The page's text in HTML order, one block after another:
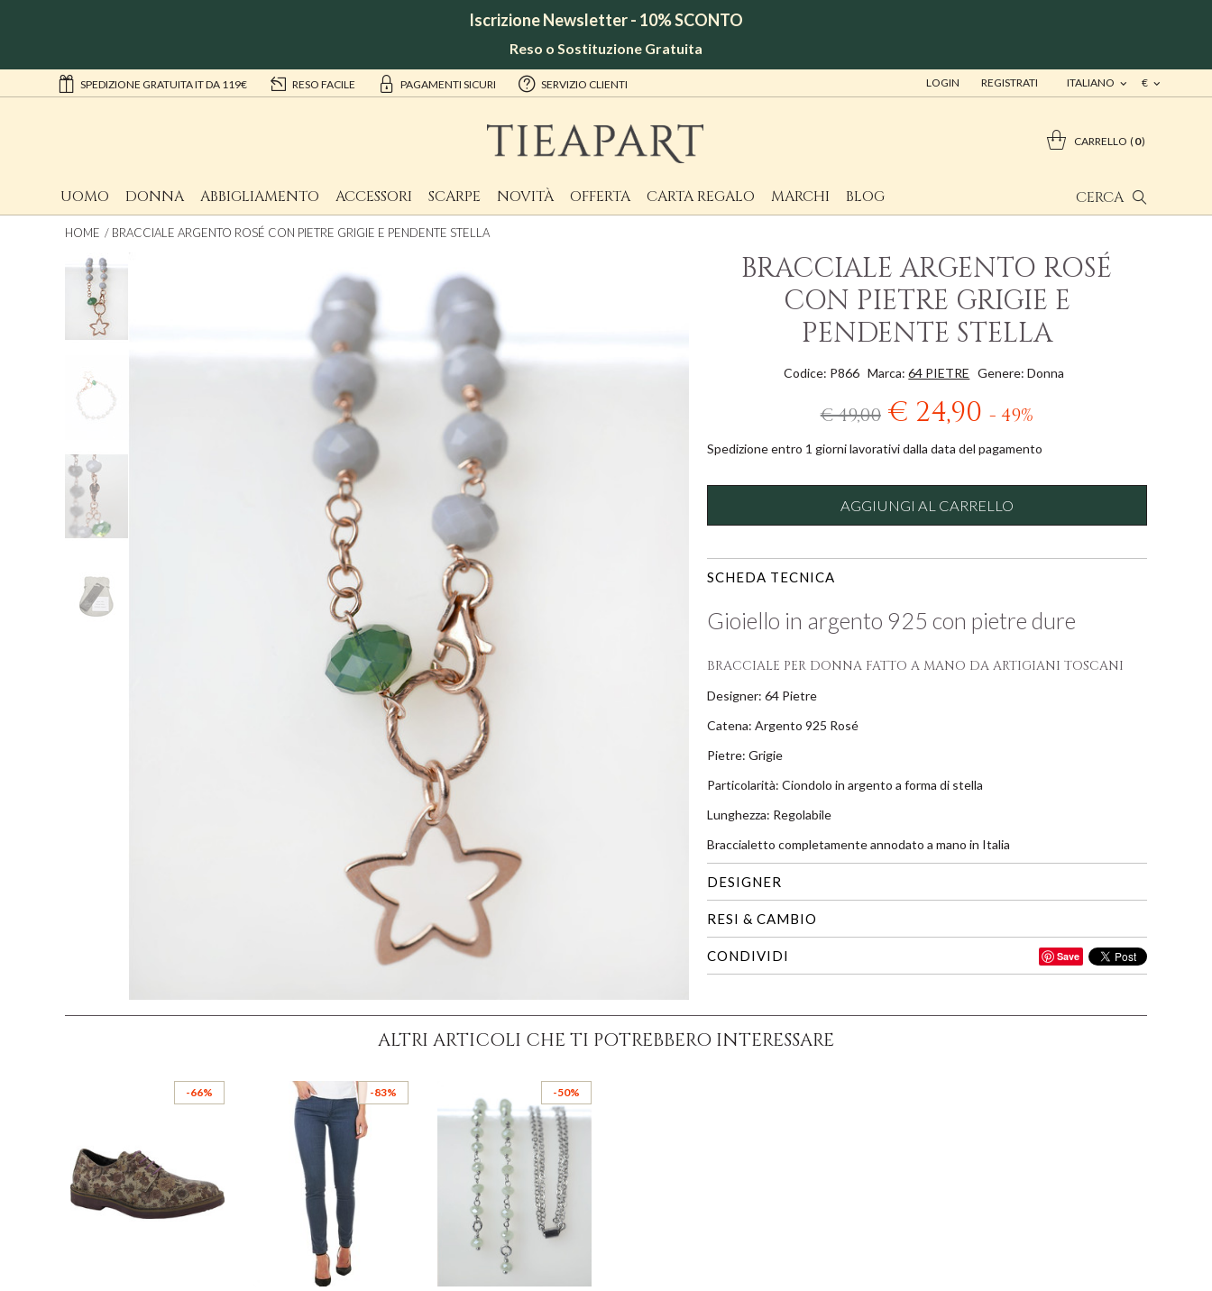
Iscrizione Newsletter - 10% SCONTO
Reso o Sostituzione Gratuita
SPEDIZIONE GRATUITA IT DA 119€ RESO FACILE PAGAMENTI SICURI SERVIZIO CLIENTI €
ITALIANO
LOGIN REGISTRATI
CERCA
CARRELLO 0
UOMO DONNA ABBIGLIAMENTO ACCESSORI SCARPE NOVITÀ OFFERTA CARTA REGALO MARCHI BLOG
HOME BRACCIALE ARGENTO ROSÉ CON PIETRE GRIGIE E PENDENTE STELLA
BRACCIALE ARGENTO ROSÉ
CON PIETRE GRIGIE E
PENDENTE STELLA
Codice: P866 Marca:64 PIETRE Genere: Donna
€ 49,00 € 24,90 - 49%
Spedizione entro 1 giorni lavorativi dalla data del pagamento
AGGIUNGI AL CARRELLO
SCHEDA TECNICA
Gioiello in argento 925 con pietre dure
BRACCIALE PER DONNA FATTO A MANO DA ARTIGIANI TOSCANI
Designer: 64 Pietre
Catena: Argento 925 Rosé
Pietre: Grigie
Particolarità: Ciondolo in argento a forma di stella
Lunghezza: Regolabile
Braccialetto completamente annodato a mano in Italia
DESIGNER
RESI & CAMBIO
CONDIVIDI Save
ALTRI ARTICOLI CHE TI POTREBBERO INTERESSARE
-66% -83% -50%